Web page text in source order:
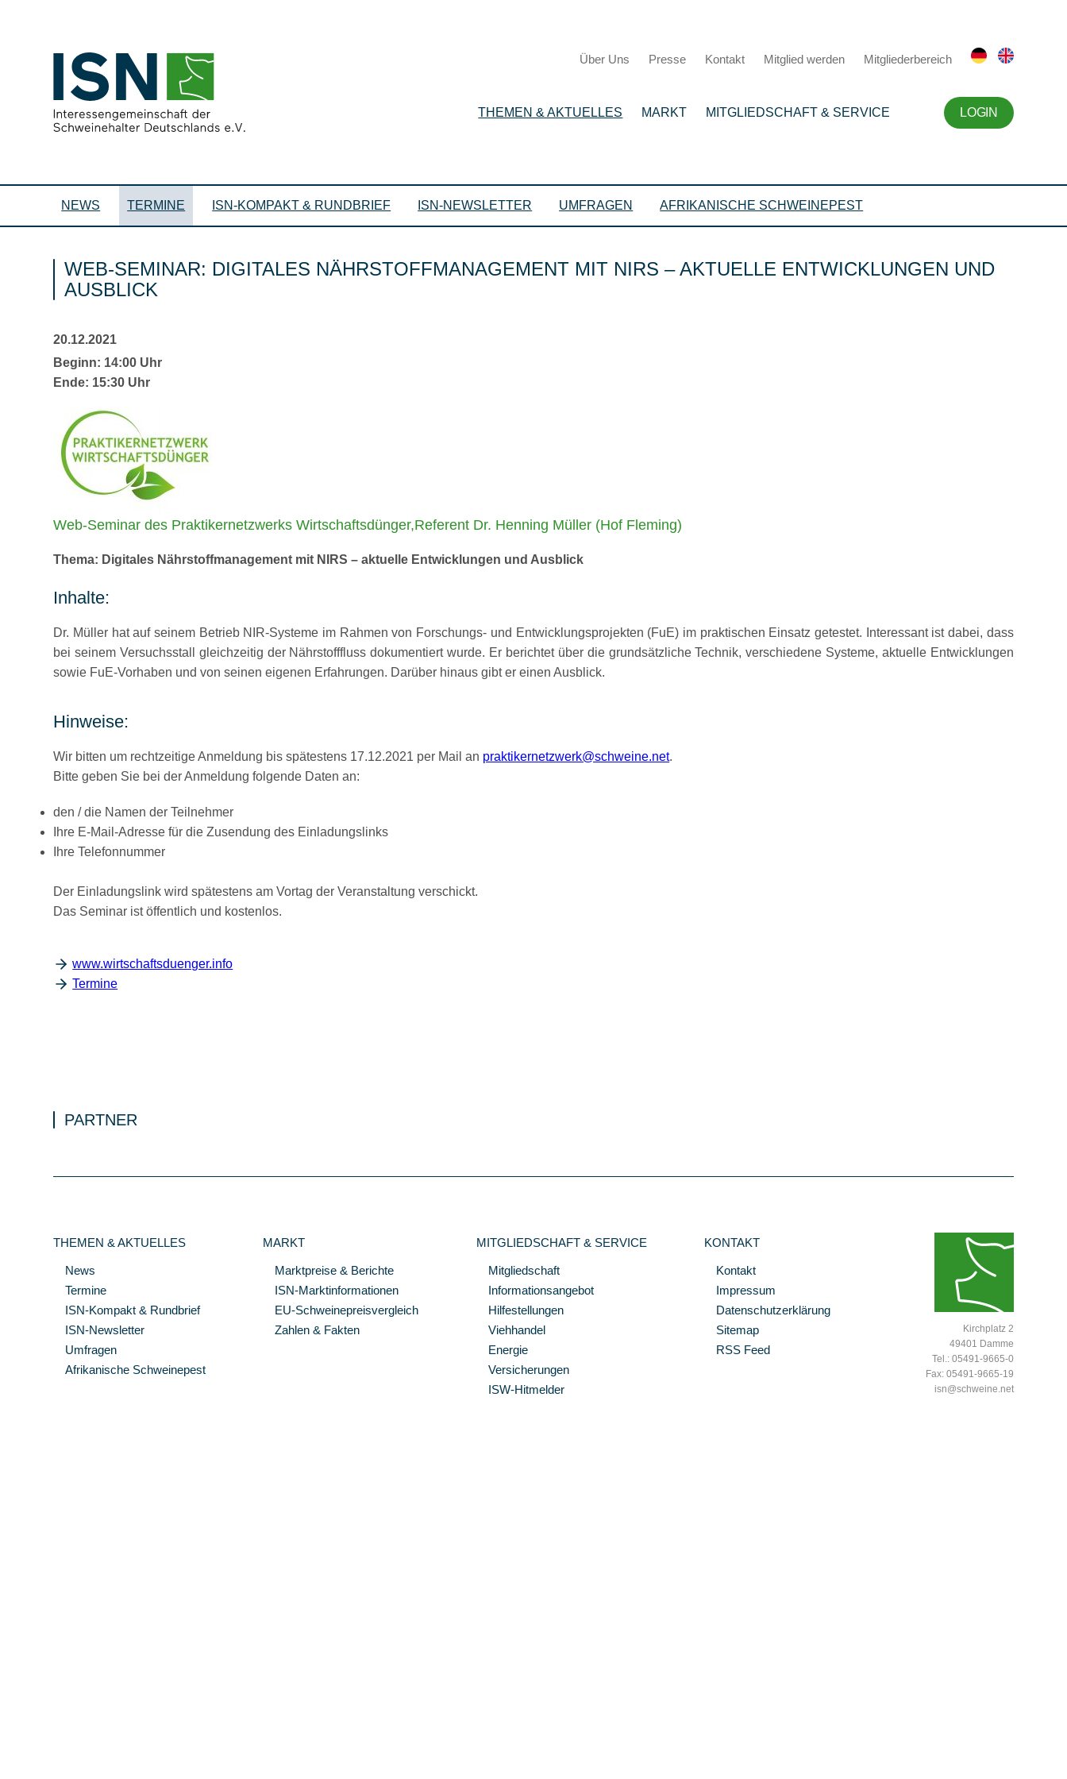
Über Uns Presse Kontakt Mitglied werden Mitgliederbereich
THEMEN & AKTUELLES MARKT MITGLIEDSCHAFT & SERVICE LOGIN
NEWS TERMINE ISN-KOMPAKT & RUNDBRIEF ISN-NEWSLETTER UMFRAGEN AFRIKANISCHE SCHWEINEPEST
WEB-SEMINAR: DIGITALES NÄHRSTOFFMANAGEMENT MIT NIRS – AKTUELLE ENTWICKLUNGEN UND
AUSBLICK
20.12.2021
Beginn: 14:00 Uhr
Ende: 15:30 Uhr
Web-Seminar des Praktikernetzwerks Wirtschaftsdünger,Referent Dr. Henning Müller (Hof Fleming)
Thema: Digitales Nährstoffmanagement mit NIRS – aktuelle Entwicklungen und Ausblick
Inhalte:
Dr. Müller hat auf seinem Betrieb NIR-Systeme im Rahmen von Forschungs- und Entwicklungsprojekten (FuE) im praktischen Einsatz getestet. Interessant ist dabei, dass
bei seinem Versuchsstall gleichzeitig der Nährstofffluss dokumentiert wurde. Er berichtet über die grundsätzliche Technik, verschiedene Systeme, aktuelle Entwicklungen
sowie FuE-Vorhaben und von seinen eigenen Erfahrungen. Darüber hinaus gibt er einen Ausblick.
Hinweise:
Wir bitten um rechtzeitige Anmeldung bis spätestens 17.12.2021 per Mail an praktikernetzwerk@schweine.net.
Bitte geben Sie bei der Anmeldung folgende Daten an:
den / die Namen der Teilnehmer
Ihre E-Mail-Adresse für die Zusendung des Einladungslinks
Ihre Telefonnummer
Der Einladungslink wird spätestens am Vortag der Veranstaltung verschickt.
Das Seminar ist öffentlich und kostenlos.
www.wirtschaftsduenger.info
Termine
PARTNER
THEMEN & AKTUELLES
News
Termine
ISN-Kompakt & Rundbrief
ISN-Newsletter
Umfragen
Afrikanische Schweinepest
MARKT
Marktpreise & Berichte
ISN-Marktinformationen
EU-Schweinepreisvergleich
Zahlen & Fakten
MITGLIEDSCHAFT & SERVICE
Mitgliedschaft
Informationsangebot
Hilfestellungen
Viehhandel
Energie
Versicherungen
ISW-Hitmelder
KONTAKT
Kontakt
Impressum
Datenschutzerklärung
Sitemap
RSS Feed
Kirchplatz 2
49401 Damme
Tel.: 05491-9665-0
Fax: 05491-9665-19
isn@schweine.net